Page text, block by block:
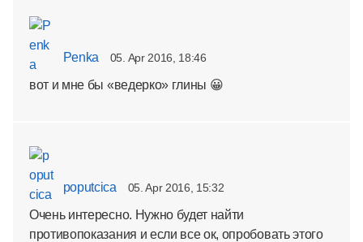
Penka 05. Apr 2016, 18:46
вот и мне бы «ведерко» глины 😀
poputcica 05. Apr 2016, 15:32
Очень интересно. Нужно будет найти
противопоказания и если все ок, опробовать этого